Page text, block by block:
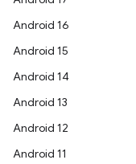
Android 16
Android 15
Android 14
Android 13
Android 12
Android 11